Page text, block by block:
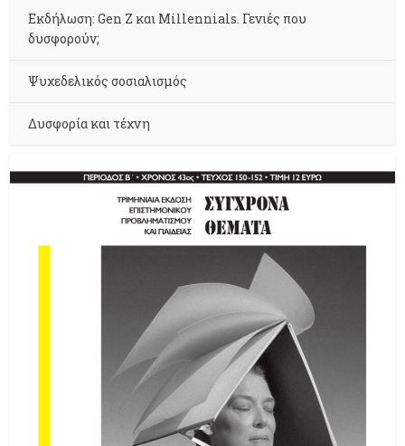
Εκδήλωση: Gen Z και Millennials. Γενιές που
δυσφορούν;
Ψυχεδελικός σοσιαλισμός
Δυσφορία και τέχνη